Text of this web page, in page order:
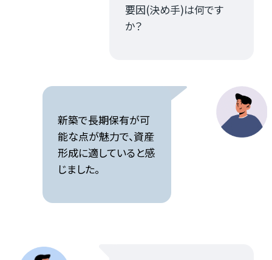
要因(決め手)は何です
か？
新築で長期保有が可
能な点が魅力で、資産
形成に適していると感
じました。